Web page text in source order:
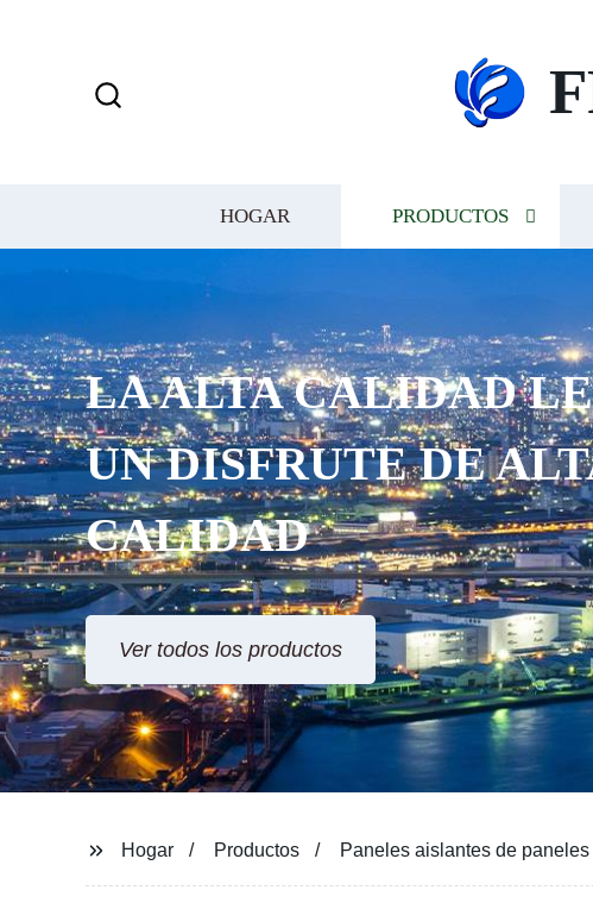
HOGAR PRODUCTOS
LA ALTA CALIDAD
UN DISFRUTE DE
CALIDAD
Ver todos los productos
Hogar Productos Paneles aislantes de